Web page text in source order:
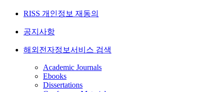
RISS 개인정보 재동의
공지사항
해외전자정보서비스 검색
Academic Journals
Ebooks
Dissertations